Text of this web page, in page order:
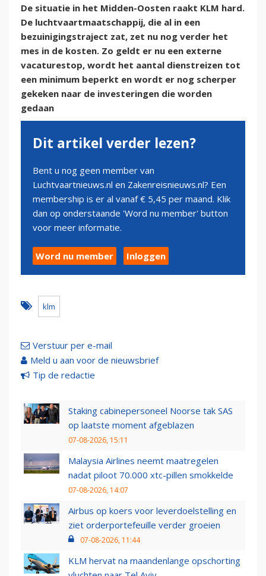
De situatie in het Midden-Oosten raakt KLM hard.
De luchtvaartmaatschappij, die al in een
bezuinigingstraject zat, zet nu nog verder het
mes in de kosten. Zo geldt er nu een externe
vacaturestop, wordt het aantal dienstreizen tot
een minimum beperkt en wordt er nog scherper
gekeken naar de investeringen die worden
gedaan
Dit artikel verder lezen?
Bent u nog geen member van
Luchtvaartnieuws.nl en Zakenreisnieuws.nl? Een
membership is er al vanaf € 5,45 per maand. Klik
dan op onderstaande 'Word nu member' button
voor meer informatie.
Word nu member Inloggen
klm
Verstuur per e-mail
Meld u aan voor de nieuwsbrief
Tip de redactie
Staking cabinepersoneel Noorse tak SAS
op laatste moment afgeblazen
07-08-2026, 15:11
Malaysia Airlines neemt maatregelen
nadat piloot 70.000 xtc-pillen smokkelde
07-08-2026, 14:07
Airbus op koers voor leverdoelstelling en
ziet orderportefeuille verder groeien
07-08-2026, 11:44
KLM hervat na maandenlange opschorting